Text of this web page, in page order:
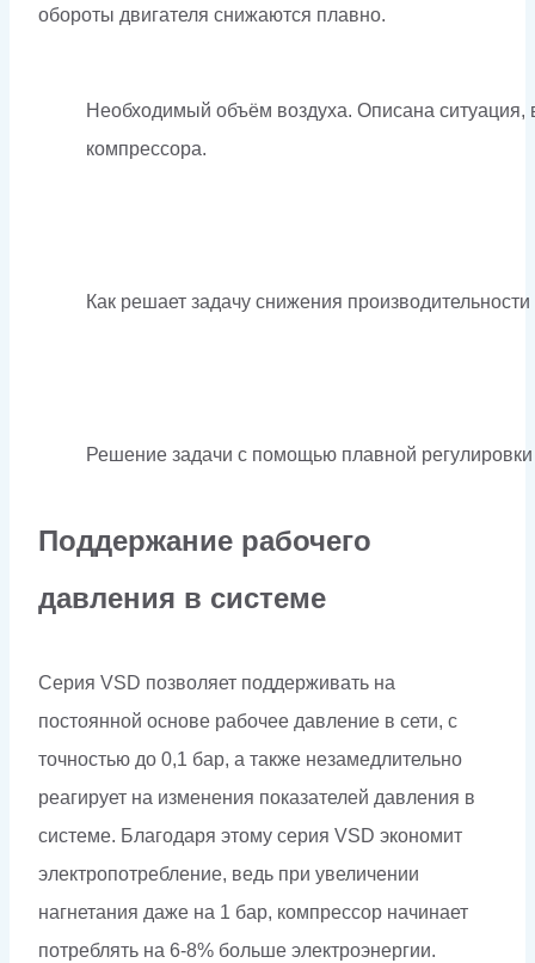
обороты двигателя снижаются плавно.
Необходимый объём воздуха. Описана ситуация,
компрессора.
Как решает задачу снижения
Решение задачи с помощью плавной регулировки
Поддержание рабочего
давления в системе
Серия VSD позволяет поддерживать на
постоянной основе рабочее давление в сети, с
точностью до 0,1 бар, а также незамедлительно
реагирует на изменения показателей давления в
системе. Благодаря этому серия VSD экономит
электропотребление, ведь при увеличении
нагнетания даже на 1 бар, компрессор начинает
потреблять на 6-8% больше электроэнергии.